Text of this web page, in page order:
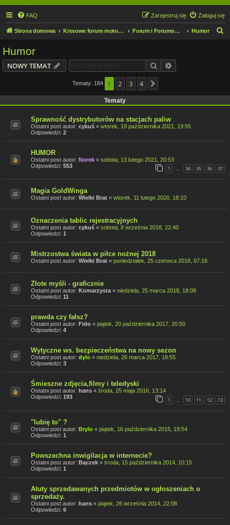
FAQ Zaloguj się
Zarejestruj się
Strona domowa Kresowe forum motocyklowe Forum i Forumowicze Humor
Humor
NOWY TEMAT Szukaj
Tematy: 184 1 2 3 4
Tematy
Sprawność dystrybutorów na stacjach paliw
Ostatni post autor: cykuś « wtorek, 19 października 2021, 19:55
Odpowiedzi: 2
HUMOR
Ostatni post autor: Norek « sobota, 13 lutego 2021, 20:53
Odpowiedzi: 553 1 … 34 35 36 37
Magia GoldWinga
Ostatni post autor: Wielki Brat « wtorek, 11 lutego 2020, 18:10
Oznaczenia tablic rejestracyjnych
Ostatni post autor: cykuś « sobota, 8 września 2018, 22:40
Odpowiedzi: 1
Mistrzostwa świata w piłce nożnej 2018
Ostatni post autor: Wielki Brat « poniedziałek, 25 czerwca 2018, 07:16
Złote myśli - graficznie
Ostatni post autor: Komarzysta « niedziela, 25 marca 2018, 18:08
Odpowiedzi: 11
prawda czy fałsz?
Ostatni post autor: Fido « piątek, 20 października 2017, 20:50
Odpowiedzi: 4
Wytyczne ws. bezpieczeństwa na nowy sezon
Ostatni post autor: dylo « niedziela, 26 marca 2017, 18:55
Odpowiedzi: 3
Śmieszne zdjęcia,filmy i teledyski
Ostatni post autor: hans « środa, 25 maja 2016, 13:14
Odpowiedzi: 193 1 10 11 12 13
"lubię to" ?
Ostatni post autor: Brylo « piątek, 16 października 2015, 19:54
Odpowiedzi: 1
Powszechna inwigilacja w internecie?
Ostatni post autor: Bączek « środa, 15 października 2014, 10:15
Odpowiedzi: 1
Atuty sprzedawanych przedmiotów w ogłoszeniach o
sprzedaży.
Ostatni post autor: hans « piątek, 26 września 2014, 22:08
Odpowiedzi: 6